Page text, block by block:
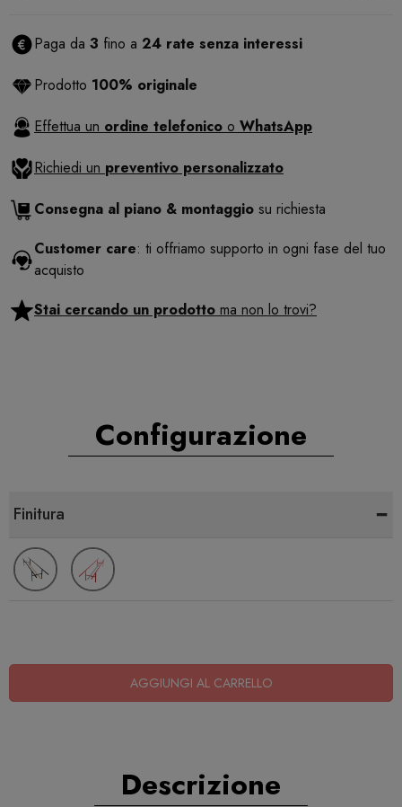
Paga da 3 fino a 24 rate senza interessi
Prodotto 100% originale
Effettua un ordine telefonico o WhatsApp
Richiedi un preventivo personalizzato
Consegna al piano & montaggio su richiesta
Customer care: ti offriamo supporto in ogni fase del tuo
acquisto
Stai cercando un prodotto ma non lo trovi?
Configurazione
Finitura -
AGGIUNGI AL CARRELLO
Descrizione